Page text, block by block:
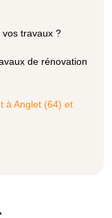
travaux ?
de rénovation
à Anglet (64) et